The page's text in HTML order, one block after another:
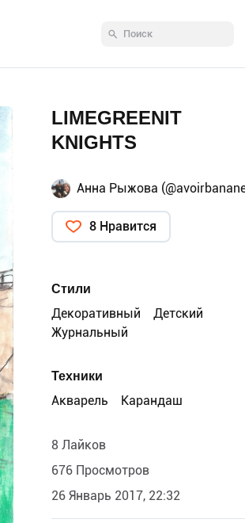
LIMEGREENIT
KNIGHTS
Анна Рыжова
8 Нравится
Стили
Декоративный
Детский
Журнальный
Техники
Акварель
Карандаш
8 Лайков
676 Просмотров
26 Январь 2017, 22:32